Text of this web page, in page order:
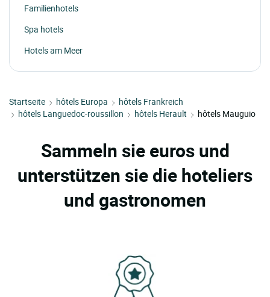
Familienhotels
Spa hotels
Hotels am Meer
Startseite hôtels Europa
hôtels Frankreich
hôtels Languedoc-roussillon
hôtels Herault hôtels Mauguio
Sammeln sie euros und
unterstützen sie die hoteliers
und gastronomen